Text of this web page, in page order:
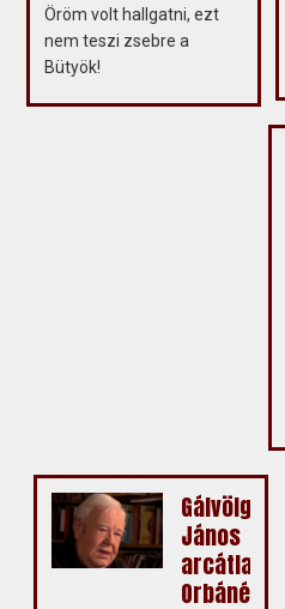
Öröm volt hallgatni, ezt
nem teszi zsebre a
Bütyök!
Gálvölgyi
János
arcátlanul
Orbánékba